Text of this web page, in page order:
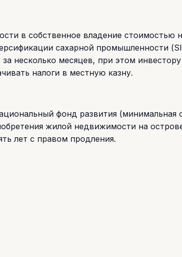
в собственное владение стоимостью
сахарной промышленности
несколько месяцев, при этом
налоги в местную казну.
фонд развития (минимальная
жилой недвижимости на
лет с правом продления.